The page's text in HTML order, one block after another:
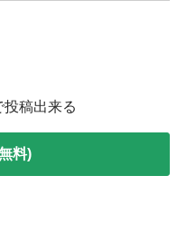
稿出来る
料)